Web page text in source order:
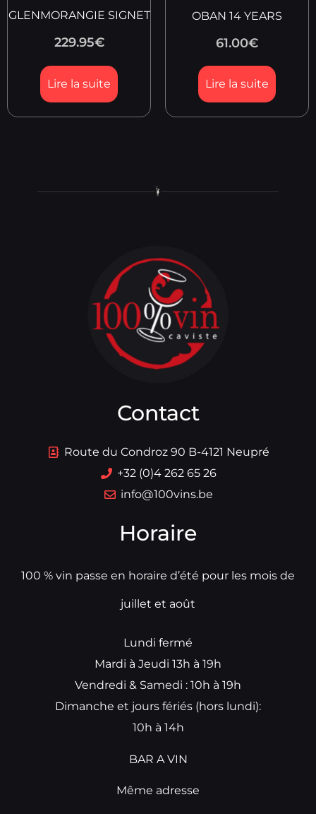
GLENMORANGIE SIGNET
229.95€
Lire la suite
OBAN 14 YEARS
61.00€
Lire la suite
Contact
Route du Condroz 90 B-4121 Neupré
+32 (0)4 262 65 26
info@100vins.be
Horaire
100 % vin passe en horaire d’été pour les mois de
juillet et août
Lundi fermé
Mardi à Jeudi 13h à 19h
Vendredi & Samedi : 10h à 19h
Dimanche et jours fériés (hors lundi):
10h à 14h
BAR A VIN
Même adresse